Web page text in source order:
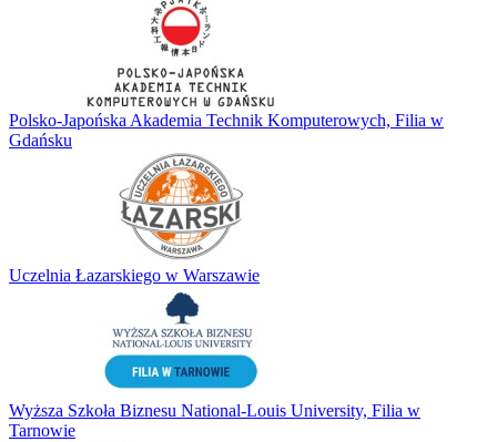
Polsko-Japońska Akademia Technik Komputerowych, Filia w
Gdańsku
Uczelnia Łazarskiego w Warszawie
Wyższa Szkoła Biznesu National-Louis University, Filia w
Tarnowie